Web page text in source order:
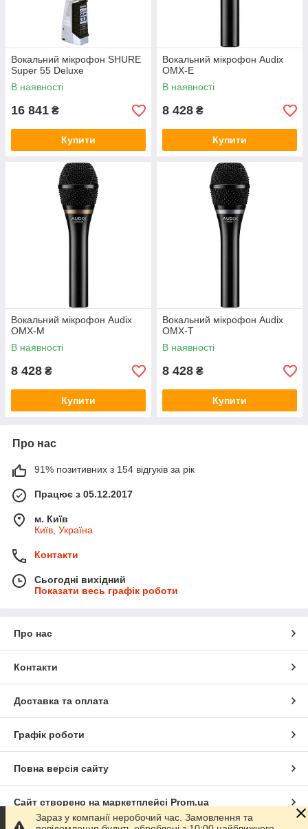
Вокальний мікрофон SHURE
Super 55 Deluxe
В наявності
16 841 ₴
Купити
Вокальний мікрофон Audix
OMX-E
В наявності
8 428 ₴
Купити
Вокальний мікрофон Audix
OMX-M
В наявності
8 428 ₴
Купити
Вокальний мікрофон Audix
OMX-T
В наявності
8 428 ₴
Купити
Про нас
91% позитивних з 154 відгуків за рік
Працює з 05.12.2017
м. Київ
Київ, Україна
Контакти
Сьогодні вихідний
Показати весь графік роботи
Про нас
Контакти
Доставка та оплата
Графік роботи
Повна версія сайту
Сайт створено на маркетплейсі Prom.ua
Зараз у компанії неробочий час. Замовлення та